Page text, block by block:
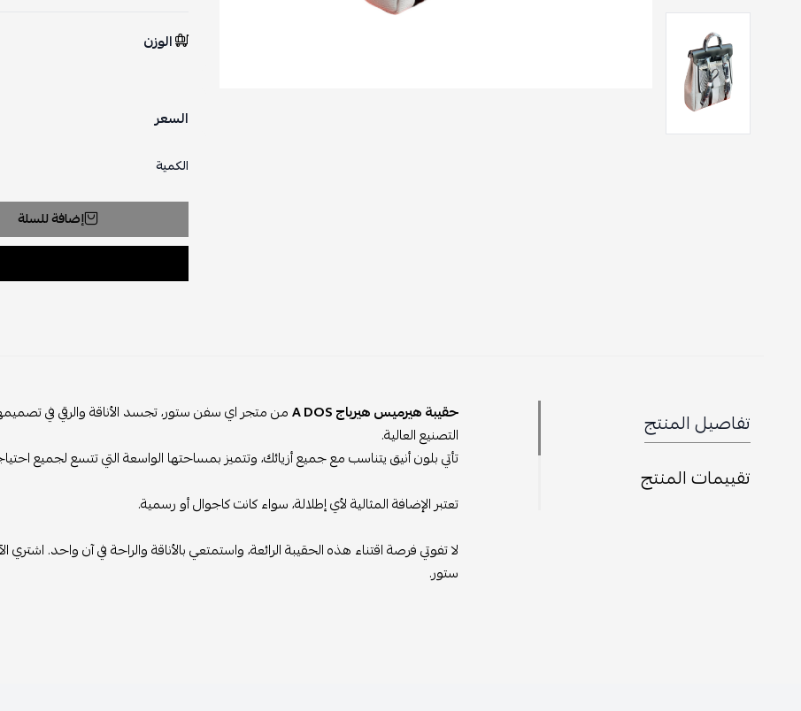
الوزن
السعر
الكمية
إضافة للسلة
تفاصيل المنتج
تقييمات المنتج
حقيبة هيرميس هيرباج A DOS
من متجر اي سفن ستور، تجسد الأناقة والرقي في
التصنيع العالية.
تأتي بلون أنيق يتناسب مع جميع أزيائك، وتتميز بمساحتها الواسعة التي تتسع لجميع
تعتبر الإضافة المثالية لأي إطلالة، سواء كانت كاجوال أو رسمية.
لا تفوتي فرصة اقتناء هذه الحقيبة الرائعة، واستمتعي بالأناقة والراحة في آن واحد.
ستور.